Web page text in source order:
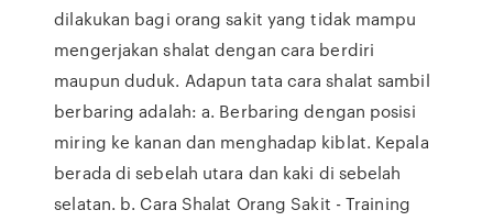
dilakukan bagi orang sakit yang tidak mampu
mengerjakan shalat dengan cara berdiri
maupun duduk. Adapun tata cara shalat sambil
berbaring adalah: a. Berbaring dengan posisi
miring ke kanan dan menghadap kiblat. Kepala
berada di sebelah utara dan kaki di sebelah
selatan. b. Cara Shalat Orang Sakit - Training